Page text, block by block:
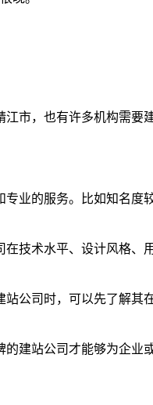
市，也有许多机构需要
业的服务。比如知名度
技术水平、设计风格、
公司时，可以先了解其
建站公司才能够为企业